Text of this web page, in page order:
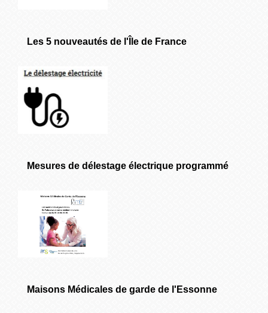
Les 5 nouveautés de l'Île de France
Mesures de délestage électrique programmé
Maisons Médicales de garde de l'Essonne